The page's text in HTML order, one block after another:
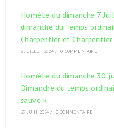
Homélie du dimanche 7
dimanche du Temps
Charpentier et Charpentier”
6 JUILLET 2024 / 0 COMMENTAIRE
Homélie du dimanche 30
Dimanche du temps
sauvé »
29 JUIN 2024 / 0 COMMENTAIRE